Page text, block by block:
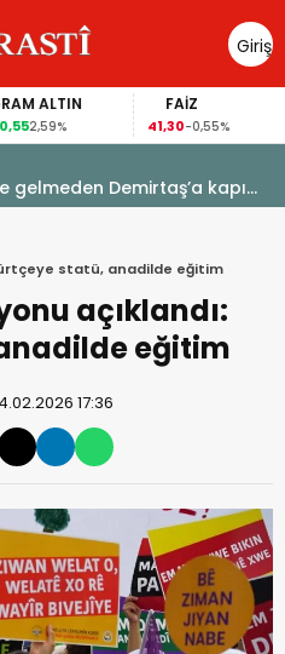
Giriş
Yap
ALTIN
2,59%
FAİZ
41,30-0,55%
gelmeden Demirtaş’a kapı
ardından şimdi de siyasi
statü, anadilde eğitim
açıklandı:
eğitim
17:36